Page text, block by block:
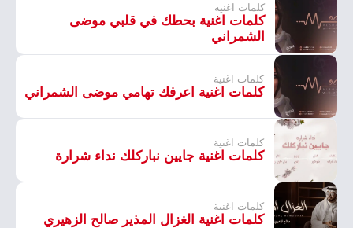
كلمات اغنية
كلمات اغنية بحطك في قلبي موضى
الشمراني
كلمات اغنية
كلمات اغنية اعرفك تهامي موضى الشمراني
كلمات اغنية
كلمات اغنية جايين نباركلك نداء شرارة
كلمات اغنية
كلمات اغنية الغزال المذير صالح الزهيري